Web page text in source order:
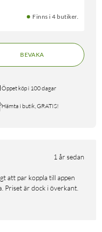
Finns i 4 butiker.
BEVAKA
Öppet köp i 100 dagar
Hämta i butik, GRATIS!
1 år sedan
Priset är dock i överkant.